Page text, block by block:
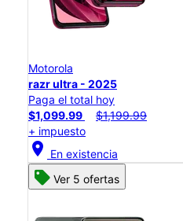
Motorola
razr ultra - 2025
Paga el total hoy
$1,099.99
$1,199.99
+ impuesto
location_on En existencia
Ver 5 ofertas